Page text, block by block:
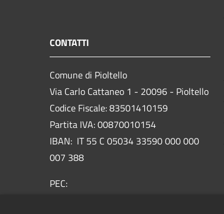
CONTATTI
Comune di Pioltello
Via Carlo Cattaneo 1 - 20096 - Pioltello
Codice Fiscale: 83501410159
Partita IVA: 00870010154
IBAN: IT 55 C 05034 33590 000 000
007 388
PEC: